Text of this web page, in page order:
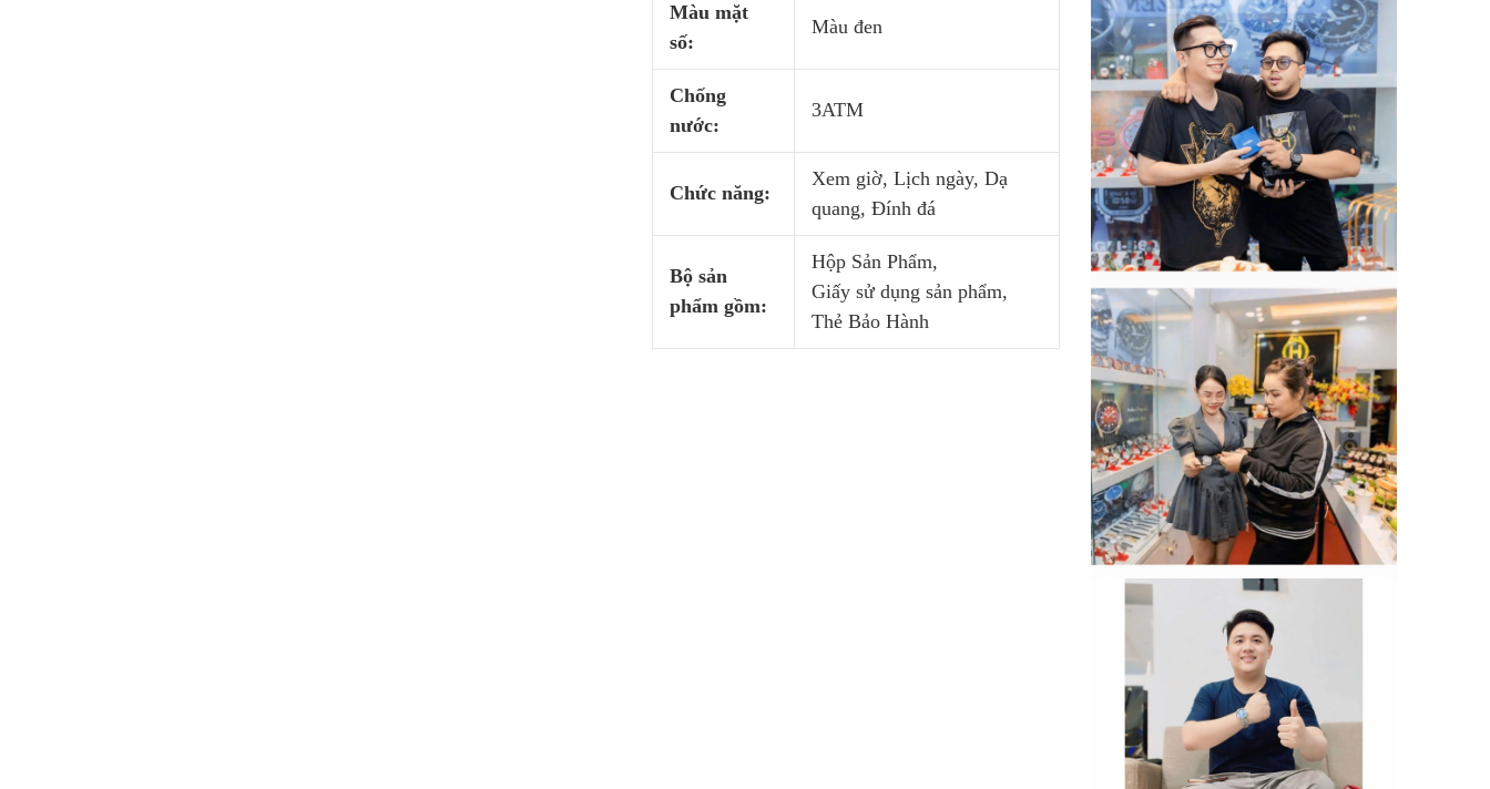
Màu mặt
số:
Màu đen
Chống
nước:
3ATM
Chức năng:
Xem giờ, Lịch ngày, Dạ
quang, Đính đá
Bộ sản
phẩm gồm:
Hộp Sản Phẩm,
Giấy sử dụng sản phẩm,
Thẻ Bảo Hành